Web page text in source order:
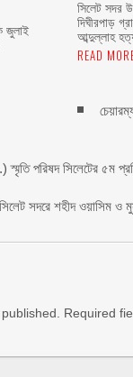
জুলাই
সিলেট সদর
দিঘীরপাড়
আব্দুল্লাহ
READ
পরিষদ সিলেটের ৫ম
সদরে শহীদ ওয়াসিম ও
Required